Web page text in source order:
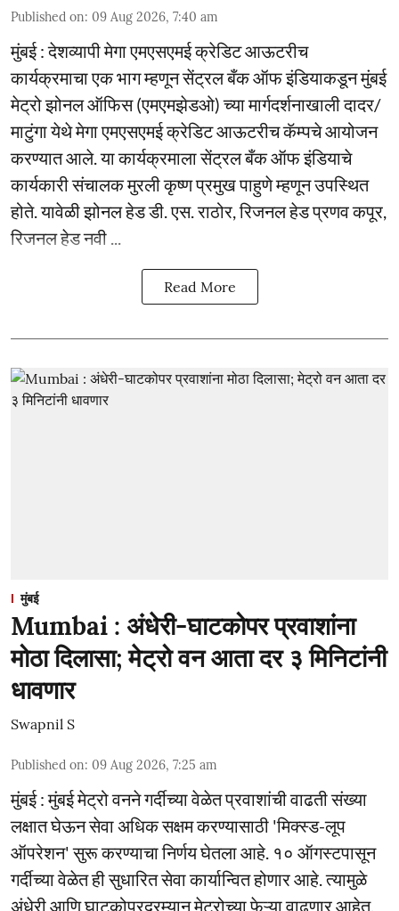
Published on: 09 Aug 2026, 7:40 am
मुंबई : देशव्यापी मेगा एमएसएमई क्रेडिट आऊटरीच
कार्यक्रमाचा एक भाग म्हणून सेंट्रल बँक ऑफ इंडियाकडून मुंबई
मेट्रो झोनल ऑफिस (एमएमझेडओ) च्या मार्गदर्शनाखाली दादर/
माटुंगा येथे मेगा एमएसएमई क्रेडिट आऊटरीच कॅम्पचे आयोजन
करण्यात आले. या कार्यक्रमाला सेंट्रल बँक ऑफ इंडियाचे
कार्यकारी संचालक मुरली कृष्ण प्रमुख पाहुणे म्हणून उपस्थित
होते. यावेळी झोनल हेड डी. एस. राठोर, रिजनल हेड प्रणव कपूर,
रिजनल हेड नवी ...
Read More
मुंबई
Mumbai : अंधेरी-घाटकोपर प्रवाशांना
मोठा दिलासा; मेट्रो वन आता दर ३ मिनिटांनी
धावणार
Swapnil S
Published on: 09 Aug 2026, 7:25 am
मुंबई : मुंबई मेट्रो वनने गर्दीच्या वेळेत प्रवाशांची वाढती संख्या
लक्षात घेऊन सेवा अधिक सक्षम करण्यासाठी 'मिक्स्ड-लूप
ऑपरेशन' सुरू करण्याचा निर्णय घेतला आहे. १० ऑगस्टपासून
गर्दीच्या वेळेत ही सुधारित सेवा कार्यान्वित होणार आहे. त्यामुळे
अंधेरी आणि घाटकोपरदरम्यान मेट्रोच्या फेऱ्या वाढणार आहेत.